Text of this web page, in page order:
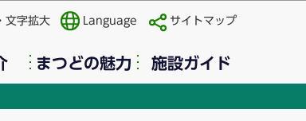
文字拡大 Language サイトマップ
まつどの魅力 施設ガイド